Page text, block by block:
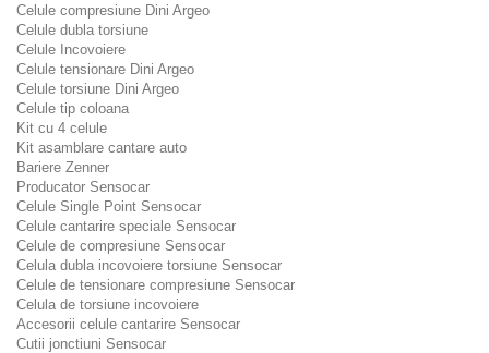
Celule compresiune Dini Argeo
Celule dubla torsiune
Celule Incovoiere
Celule tensionare Dini Argeo
Celule torsiune Dini Argeo
Celule tip coloana
Kit cu 4 celule
Kit asamblare cantare auto
Bariere Zenner
Producator Sensocar
Celule Single Point Sensocar
Celule cantarire speciale Sensocar
Celule de compresiune Sensocar
Celula dubla incovoiere torsiune Sensocar
Celule de tensionare compresiune Sensocar
Celula de torsiune incovoiere
Accesorii celule cantarire Sensocar
Cutii jonctiuni Sensocar